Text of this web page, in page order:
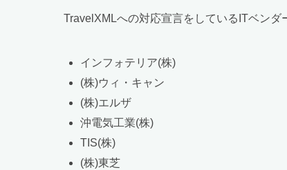
TravelXMLへの対応宣言をしているITベン
インフォテリア(株)
(株)ウィ・キャン
(株)エルザ
沖電気工業(株)
TIS(株)
(株)東芝